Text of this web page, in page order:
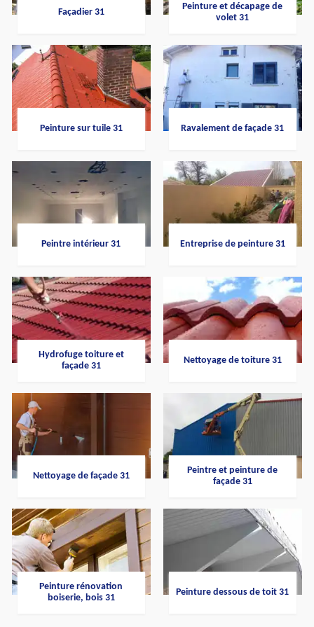
Façadier 31
Peinture et décapage de
volet 31
Peinture sur tuile 31 Ravalement de façade 31
Peintre intérieur 31 Entreprise de peinture 31
Hydrofuge toiture et
façade 31
Nettoyage de toiture 31
Nettoyage de façade 31
Peintre et peinture de
façade 31
Peinture rénovation
boiserie, bois 31
Peinture dessous de toit 31